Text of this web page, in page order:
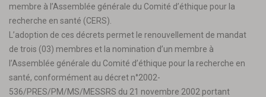
membre à l’Assemblée générale du Comité d’éthique pour la
recherche en santé (CERS).
L’adoption de ces décrets permet le renouvellement de mandat
de trois (03) membres et la nomination d’un membre à
l’Assemblée générale du Comité d’éthique pour la recherche en
santé, conformément au décret n°2002-
536/PRES/PM/MS/MESSRS du 21 novembre 2002 portant